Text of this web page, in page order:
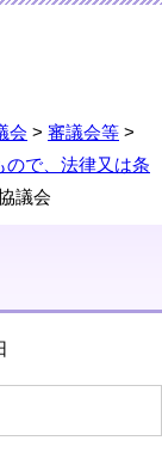
会 > 審議会等 >
ので、法律又は条
議会